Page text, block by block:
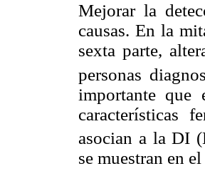
Mejorar la
causas. En la
sexta parte,
personas
importante que
características
asocian a la DI
se muestran en el